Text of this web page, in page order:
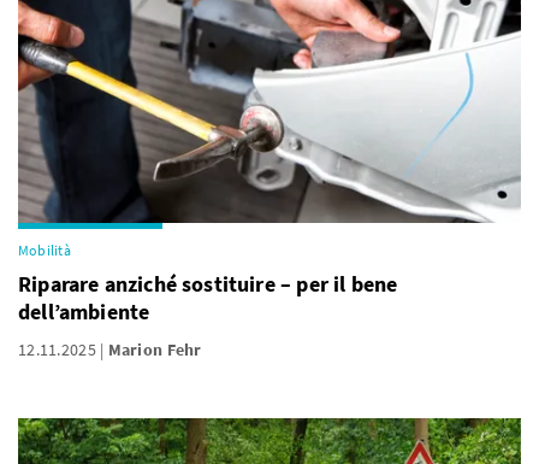
Mobilità
Riparare anziché sostituire – per il bene
dell’ambiente
12.11.2025 Marion Fehr